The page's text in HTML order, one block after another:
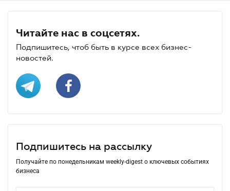
Читайте нас в соцсетях.
Подпишитесь, чтоб быть в курсе всех бизнес-
новостей.
Подпишитесь на рассылку
Получайте по понедельникам weekly-digest о ключевых событиях
бизнеса